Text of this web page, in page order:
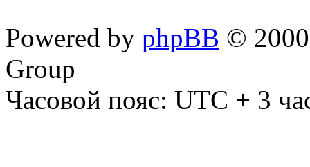
Powered by phpBB ©
Group
Часовой пояс: UTC + 3